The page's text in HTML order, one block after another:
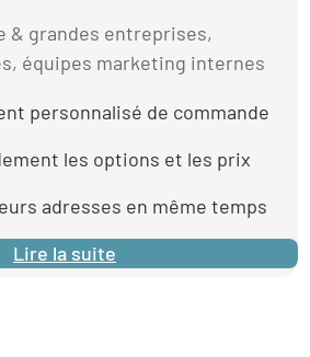
& grandes entreprises,
équipes marketing internes
personnalisé de commande
les options et les prix
adresses en même temps
Lire la suite